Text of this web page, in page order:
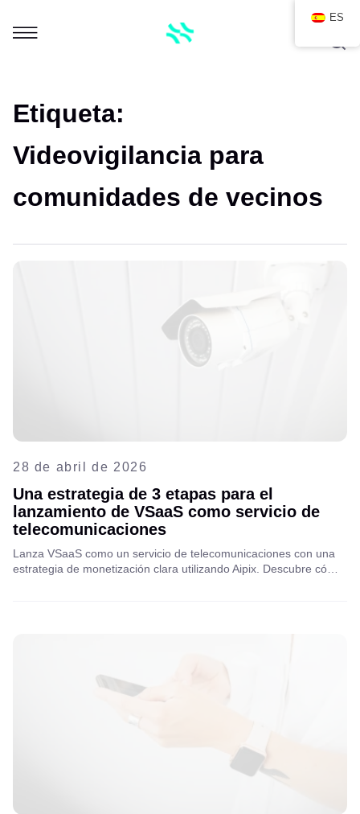
Etiqueta:
Videovigilancia para
comunidades de vecinos
28 de abril de 2026
Una estrategia de 3 etapas para el
lanzamiento de VSaaS como servicio de
telecomunicaciones
Lanza VSaaS como un servicio de telecomunicaciones con una
estrategia de monetización clara utilizando Aipix. Descubre cómo
ES